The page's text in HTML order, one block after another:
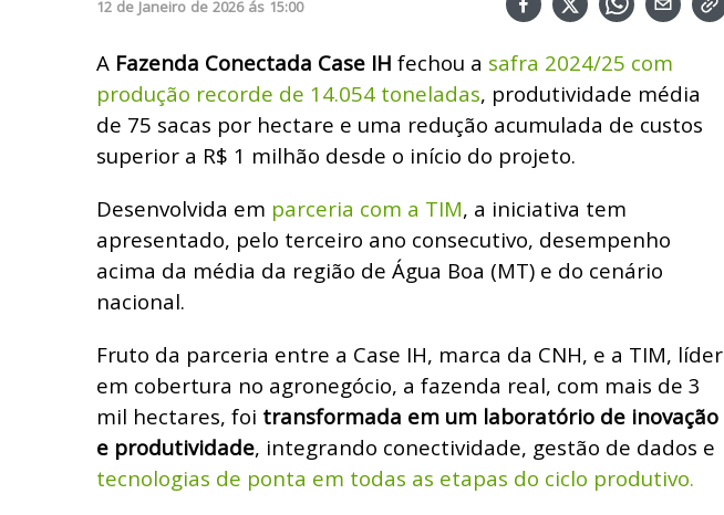
12 de Janeiro de 2026 ás 15:00
A Fazenda Conectada Case IH fechou a safra 2024/25 com
produção recorde de 14.054 toneladas, produtividade média
de 75 sacas por hectare e uma redução acumulada de custos
superior a R$ 1 milhão desde o início do projeto.
Desenvolvida em parceria com a TIM, a iniciativa tem
apresentado, pelo terceiro ano consecutivo, desempenho
acima da média da região de Água Boa (MT) e do cenário
nacional.
Fruto da parceria entre a Case IH, marca da CNH, e a TIM, líder
em cobertura no agronegócio, a fazenda real, com mais de 3
mil hectares, foi transformada em um laboratório de inovação
e produtividade, integrando conectividade, gestão de dados e
tecnologias de ponta em todas as etapas do ciclo produtivo.